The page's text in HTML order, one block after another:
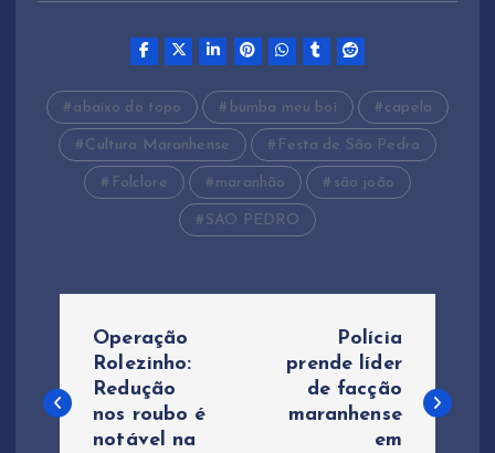
abaixo do topo bumba meu boi capela
Cultura Maranhense Festa de São Pedro
Folclore maranhão são joão
SAO PEDRO
v
Operação
Rolezinho:
Redução
nos roubo é
notável na
Polícia
prende líder
de facção
maranhense
em